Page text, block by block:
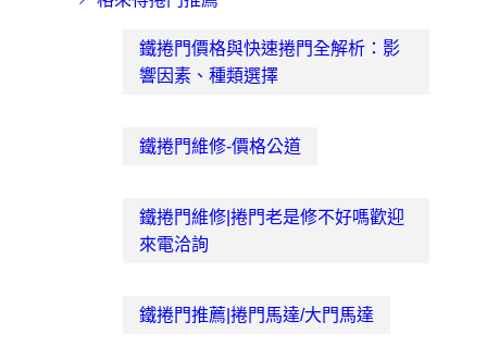
鐵捲門價格與快速捲門全解析：影
響因素、種類選擇
鐵捲門維修-價格公道
鐵捲門維修|捲門老是修不好嗎歡迎
來電洽詢‎
鐵捲門推薦|捲門馬達/大門馬達‎